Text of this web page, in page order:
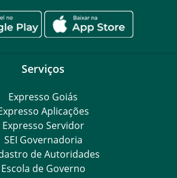
Serviços
Expresso Goiás
Aplicações
Expresso Servidor
SEI Governadoria
de Autoridades
Escola de Governo